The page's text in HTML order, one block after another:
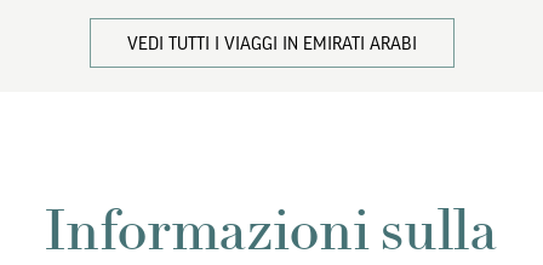
VEDI TUTTI I VIAGGI IN EMIRATI ARABI
Informazioni sulla